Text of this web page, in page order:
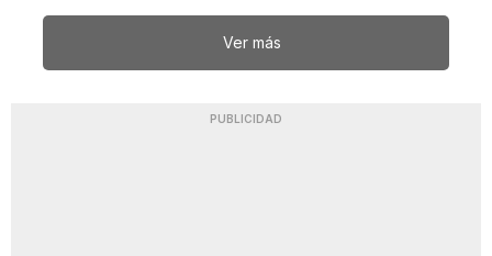
Ver más
PUBLICIDAD